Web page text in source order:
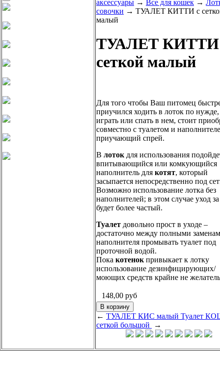
аксессуары → Все для кошек →
совочки → ТУАЛЕТ КИТТИ с
малый
ТУАЛЕТ КИТТИ
сеткой малый
Для того чтобы Ваш питомец
приучился ходить в лоток по
играть или спать в нем, стоит
совместно с туалетом и
приучающий спрей.
В лоток для использования
впитывающийся или комкующийся
наполнитель для котят, который
засыпается непосредственно под
Возможно использование лотка без
наполнителей; в этом случае уход
будет более частый.
Туалет довольно прост в уходе –
достаточно между полными
наполнителя промывать туалет под
проточной водой.
Пока котенок привыкает к лотку
использование дезинфицирующих/
моющих средств крайне не
148,00 руб
← ТУАЛЕТ КИС малый Туалет
сеткой большой
→